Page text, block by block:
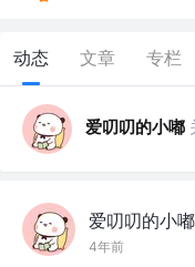
动态 文章 专栏
爱叨叨的小嘟
爱叨叨的小嘟
4年前